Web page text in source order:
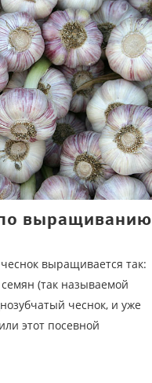
выращиванию
выращивается так:
(так называемой
чеснок, и уже
этот посевной